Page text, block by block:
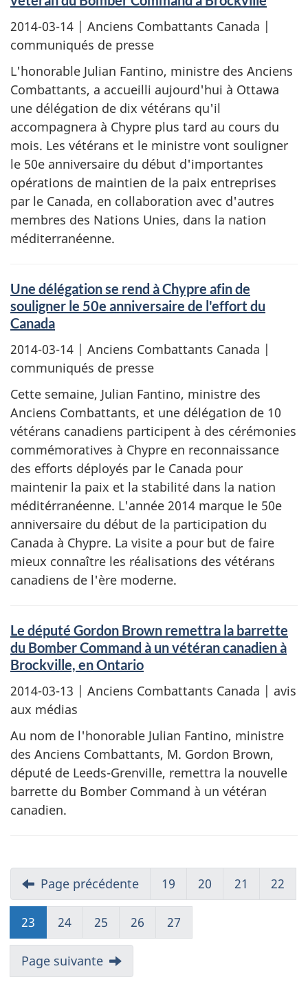
2014-03-14 | Anciens Combattants Canada |
communiqués de presse
L'honorable Julian Fantino, ministre des Anciens
Combattants, a accueilli aujourd'hui à Ottawa
une délégation de dix vétérans qu'il
accompagnera à Chypre plus tard au cours du
mois. Les vétérans et le ministre vont souligner
le 50e anniversaire du début d'importantes
opérations de maintien de la paix entreprises
par le Canada, en collaboration avec d'autres
membres des Nations Unies, dans la nation
méditerranéenne.
Une délégation se rend à Chypre afin de
souligner le 50e anniversaire de l'effort du
Canada
2014-03-14 | Anciens Combattants Canada |
communiqués de presse
Cette semaine, Julian Fantino, ministre des
Anciens Combattants, et une délégation de 10
vétérans canadiens participent à des cérémonies
commémoratives à Chypre en reconnaissance
des efforts déployés par le Canada pour
maintenir la paix et la stabilité dans la nation
méditérranéenne. L'année 2014 marque le 50e
anniversaire du début de la participation du
Canada à Chypre. La visite a pour but de faire
mieux connaître les réalisations des vétérans
canadiens de l'ère moderne.
Le député Gordon Brown remettra la barrette
du Bomber Command à un vétéran canadien à
Brockville, en Ontario
2014-03-13 | Anciens Combattants Canada | avis
aux médias
Au nom de l'honorable Julian Fantino, ministre
des Anciens Combattants, M. Gordon Brown,
député de Leeds-Grenville, remettra la nouvelle
barrette du Bomber Command à un vétéran
canadien.
Page précédente 19 20 21 22
23 24 25 26 27
Page suivante